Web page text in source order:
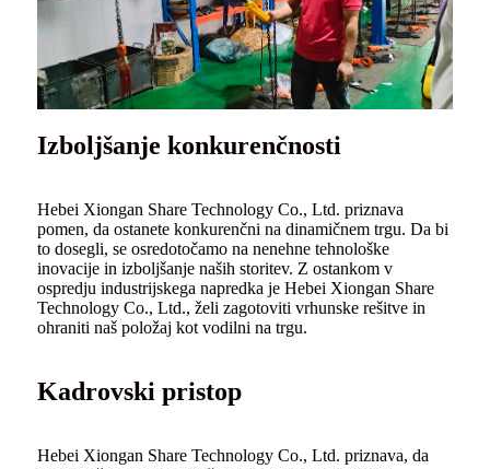
Izboljšanje konkurenčnosti
Hebei Xiongan Share Technology Co., Ltd. priznava
pomen, da ostanete konkurenčni na dinamičnem trgu. Da bi
to dosegli, se osredotočamo na nenehne tehnološke
inovacije in izboljšanje naših storitev. Z ostankom v
ospredju industrijskega napredka je Hebei Xiongan Share
Technology Co., Ltd., želi zagotoviti vrhunske rešitve in
ohraniti naš položaj kot vodilni na trgu.
Kadrovski pristop
Hebei Xiongan Share Technology Co., Ltd. priznava, da